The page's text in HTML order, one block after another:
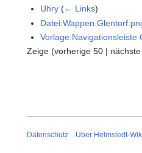
Uhry (← Links)
Datei:Wappen
Vorlage:Navigationsleiste
Zeige (vorherige 50 |
Datenschutz Über Helmstedt-